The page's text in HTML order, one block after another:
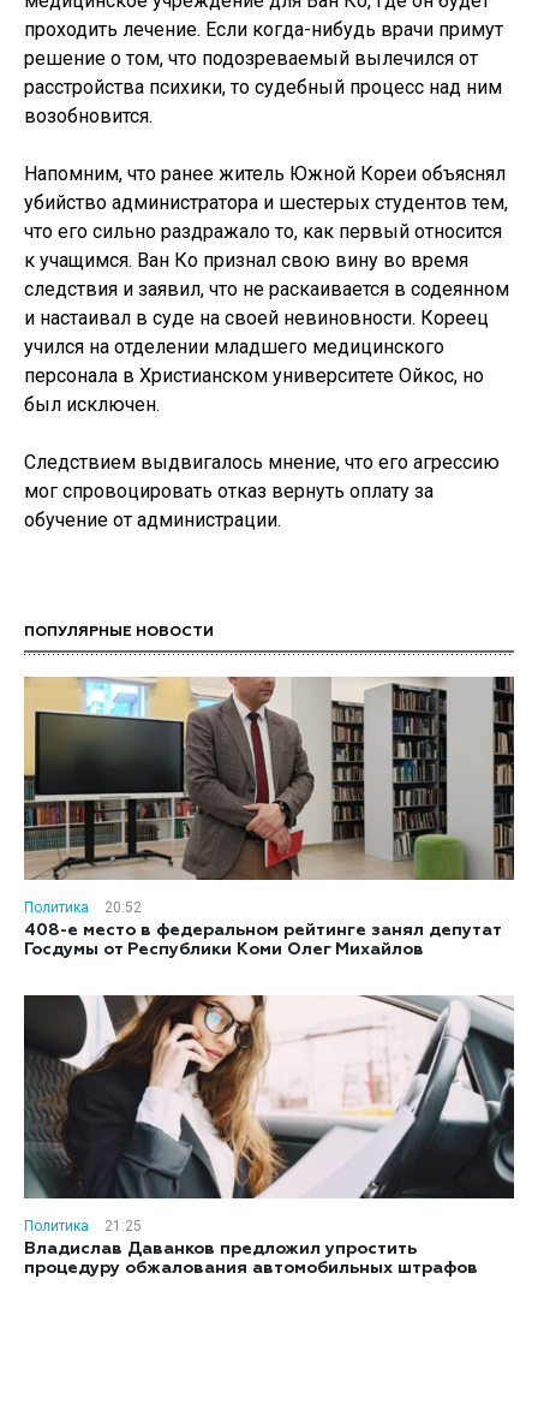
проходить лечение. Если когда-нибудь врачи примут
решение о том, что подозреваемый вылечился от
расстройства психики, то судебный процесс над ним
возобновится.
Напомним, что ранее житель Южной Кореи объяснял
убийство администратора и шестерых студентов тем,
что его сильно раздражало то, как первый относится
к учащимся. Ван Ко признал свою вину во время
следствия и заявил, что не раскаивается в содеянном
и настаивал в суде на своей невиновности. Кореец
учился на отделении младшего медицинского
персонала в Христианском университете Ойкос, но
был исключен.
Следствием выдвигалось мнение, что его агрессию
мог спровоцировать отказ вернуть оплату за
обучение от администрации.
ПОПУЛЯРНЫЕ НОВОСТИ
Политика
20:52
408-е место в федеральном рейтинге занял депутат
Госдумы от Республики Коми Олег Михайлов
Политика
21:25
Владислав Даванков предложил упростить
процедуру обжалования автомобильных штрафов